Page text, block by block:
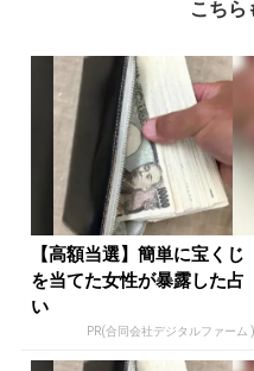
こちら
【高額当選】簡単に宝くじ
を当てた女性が暴露した占
い
PR(合同会社デジタルファーム )